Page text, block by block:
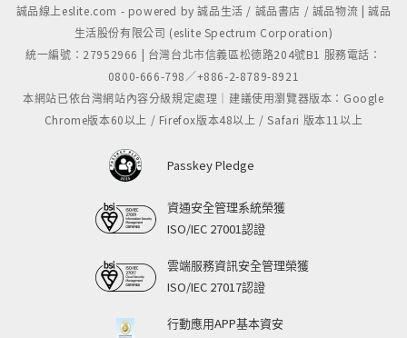
誠品線上eslite.com - powered by 誠品生活 / 誠品書店 / 誠品物流 | 誠品
生活股份有限公司 (eslite Spectrum Corporation)
統一編號：27952966 | 台灣台北市信義區松德路204號B1 服務電話：
0800-666-798／+886-2-8789-8921
本網站已依台灣網站內容分級規定處理｜建議使用瀏覽器版本：Google
Chrome版本60以上 / Firefox版本48以上 / Safari 版本11以上
Passkey Pledge
資通安全管理系統榮獲
ISO/IEC 27001認證
雲端服務資訊安全管理榮獲
ISO/IEC 27017認證
行動應用APP基本資安